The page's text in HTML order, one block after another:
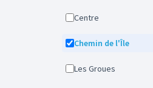
Centre
Chemin de l'Île
Les Groues